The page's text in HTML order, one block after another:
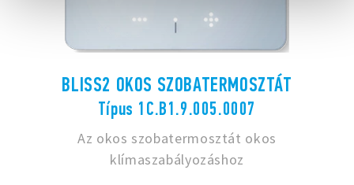
BLISS2 OKOS SZOBATERMOSZTÁT
Típus 1C.B1.9.005.0007
Az okos szobatermosztát okos
klímaszabályozáshoz